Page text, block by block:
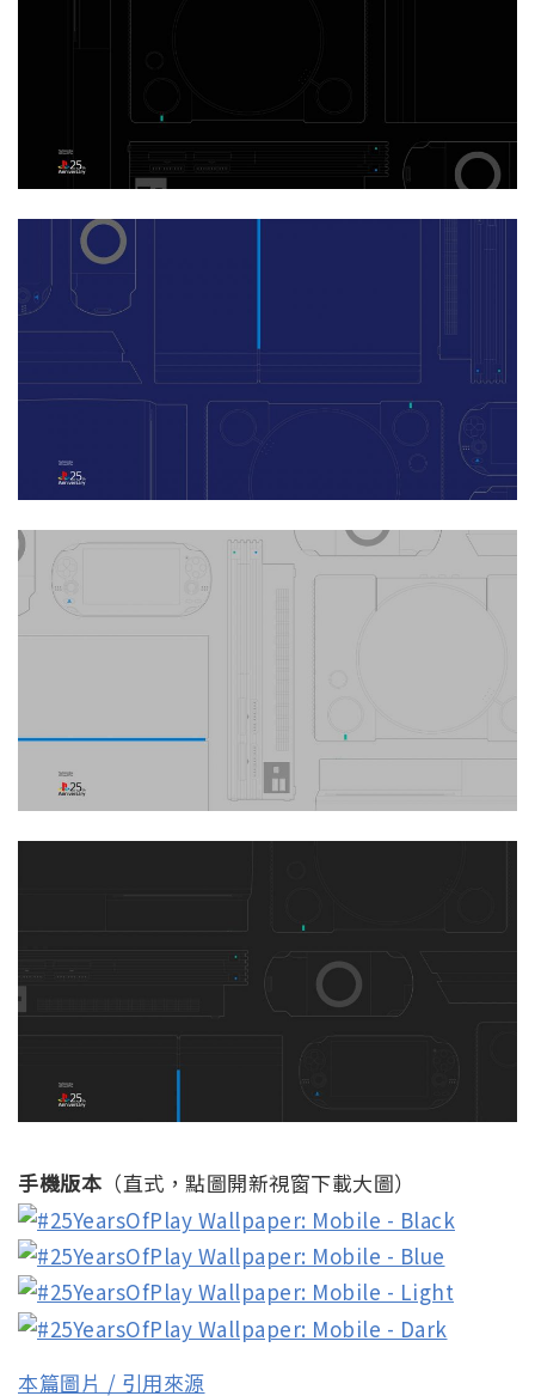
手機版本 （直式，點圖開新視窗下載大圖）
本篇圖片 / 引用來源